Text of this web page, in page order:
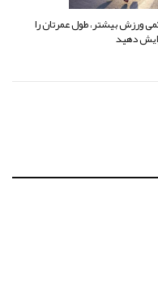
ورزش بیشتر، طول عمرتان را
دهید